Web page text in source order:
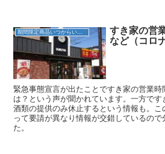
期間限定商品いつからいつまで？
すき家の営
など（コロ
緊急事態宣言が出たことですき家の営業
は？という声が聞かれています。一方で
酒類の提供のみ休止するという情報も。こ
って要請が異なり情報が交錯しているの
た。